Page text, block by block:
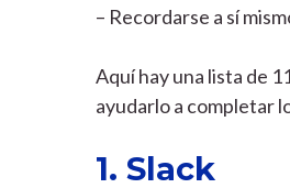
– Recordarse a sí
Aquí hay una lista de
ayudarlo a completar
1. Slack